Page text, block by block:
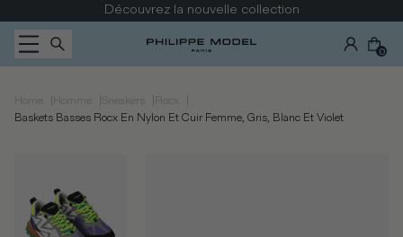
Passer au contenuDécouvrez la nouvelle collection
0
Home |Homme | Sneakers |Rocx |
Baskets Basses Rocx En Nylon Et Cuir Femme, Gris, Blanc Et Violet